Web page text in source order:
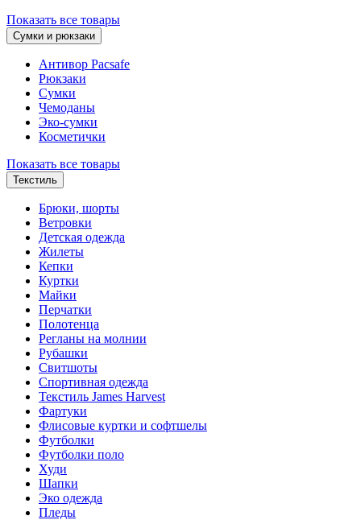
Показать все товары
Сумки и рюкзаки
Антивор Pacsafe
Рюкзаки
Сумки
Чемоданы
Эко-сумки
Косметички
Показать все товары
Текстиль
Брюки, шорты
Ветровки
Детская одежда
Жилеты
Кепки
Куртки
Майки
Перчатки
Полотенца
Регланы на молнии
Рубашки
Свитшоты
Спортивная одежда
Текстиль James Harvest
Фартуки
Флисовые куртки и софтшелы
Футболки
Футболки поло
Худи
Шапки
Эко одежда
Пледы